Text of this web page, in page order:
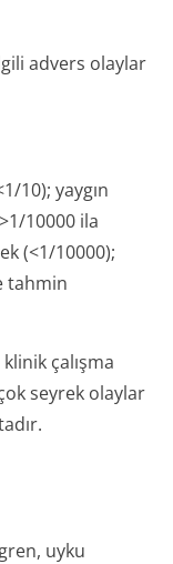
advers olaylar
10); yaygın
10000 ila
(<1/10000);
tahmin
çalışma
seyrek olaylar
uyku